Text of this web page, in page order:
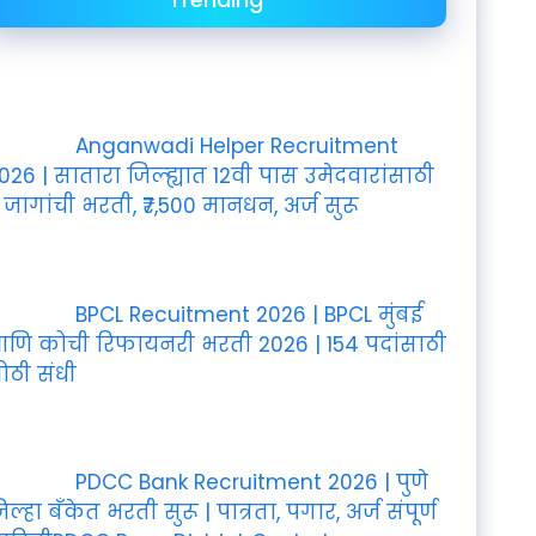
Anganwadi Helper Recruitment
| सातारा जिल्ह्यात 12वी पास उमेदवारांसाठी
जागांची भरती, ₹7,500 मानधन, अर्ज सुरू
BPCL Recuitment 2026 | BPCL मुंबई
कोची रिफायनरी भरती 2026 | 154 पदांसाठी
संधी
PDCC Bank Recruitment 2026 | पुणे
बँकेत भरती सुरू | पात्रता, पगार, अर्ज संपूर्ण